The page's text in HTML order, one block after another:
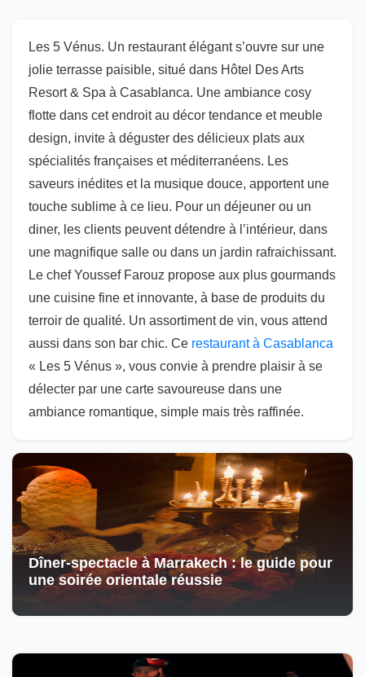
Les 5 Vénus. Un restaurant élégant s’ouvre sur une
jolie terrasse paisible, situé dans Hôtel Des Arts
Resort & Spa à Casablanca. Une ambiance cosy
flotte dans cet endroit au décor tendance et meuble
design, invite à déguster des délicieux plats aux
spécialités françaises et méditerranéens. Les
saveurs inédites et la musique douce, apportent une
touche sublime à ce lieu. Pour un déjeuner ou un
diner, les clients peuvent détendre à l’intérieur, dans
une magnifique salle ou dans un jardin rafraichissant.
Le chef Youssef Farouz propose aux plus gourmands
une cuisine fine et innovante, à base de produits du
terroir de qualité. Un assortiment de vin, vous attend
aussi dans son bar chic. Ce restaurant à Casablanca
« Les 5 Vénus », vous convie à prendre plaisir à se
délecter par une carte savoureuse dans une
ambiance romantique, simple mais très raffinée.
Dîner-spectacle à Marrakech : le guide pour
une soirée orientale réussie